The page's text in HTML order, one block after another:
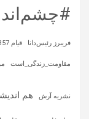
فریبرز رئیس‌دانا قیام 1357
مقاومت_زندگی_است
نشریه آرش هم